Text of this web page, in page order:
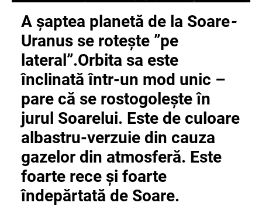
A șaptea planetă de la Soare-
Uranus se rotește ”pe
lateral”.Orbita sa este
înclinată într-un mod unic –
pare că se rostogolește în
jurul Soarelui. Este de culoare
albastru-verzuie din cauza
gazelor din atmosferă. Este
foarte rece și foarte
îndepărtată de Soare.